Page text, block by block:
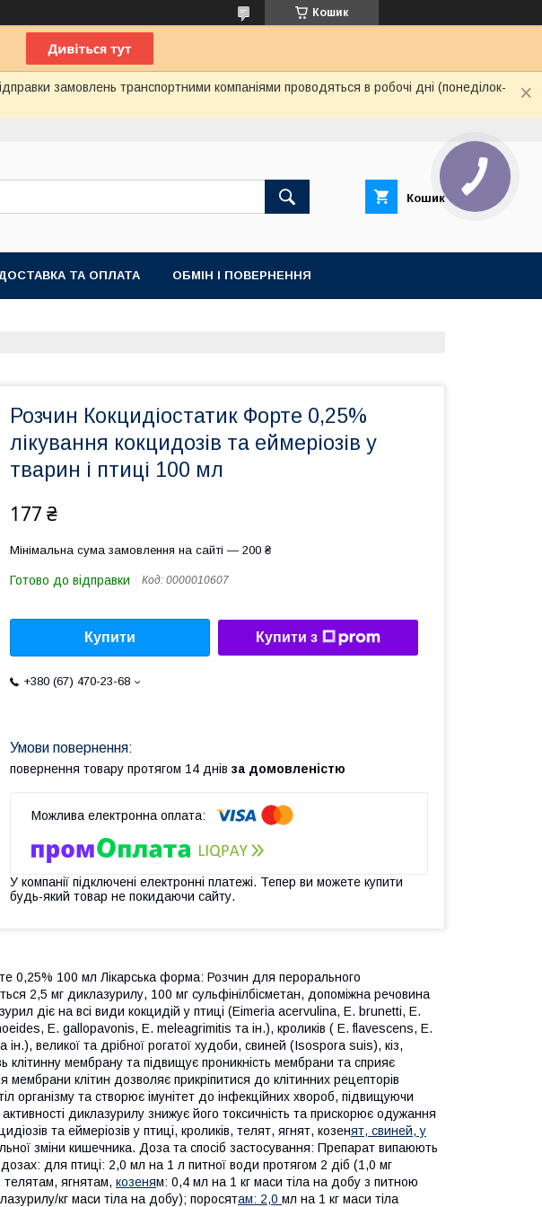
Кошик
замовлень транспортними компаніями проводяться в робочі дні (понеділок-
Кошик
ТА ОПЛАТА ОБМІН І ПОВЕРНЕННЯ
Розчин Кокцидіостатик Форте 0,25%
лікування кокцидозів та еймеріозів у
тварин і птиці 100 мл
177 ₴
Мінімальна сума замовлення на сайті — 200 ₴
Готово до відправки Код: 0000010607
Купити Купити з
+380 (67) 470-23-68
повернення товару протягом 14 днів за домовленістю
У компанії підключені електронні платежі. Тепер ви можете купити
будь-який товар не покидаючи сайту.
0,25% 100 мл Лікарська форма: Розчин для перорального
2,5 мг диклазурилу, 100 мг сульфінілбісметан, допоміжна речовина
діє на всі види кокцидій у птиці (Eimeria acervulina, Е. brunetti, Е.
Е. gallopavonis, Е. meleagrimitis та ін.), кроликів ( E. flavescens, E.
великої та дрібної рогатої худоби, свиней (Isospora suis), кіз,
клітинну мембрану та підвищує проникність мембрани та сприяє
мембрани клітин дозволяє прикріпитися до клітинних рецепторів
організму та створює імунітет до інфекційних хвороб, підвищуючи
диклазурилу знижує його токсичність та прискорює одужання
та еймеріозів у птиці, кроликів, телят, ягнят, козенят, свиней, у
зміни кишечника. Доза та спосіб застосування: Препарат випаюють
для птиці: 2,0 мл на 1 л питної води протягом 2 діб (1,0 мг
телятам, ягнятам, козеням: 0,4 мл на 1 кг маси тіла на добу з питною
кг маси тіла на добу); поросятам: 2,0 мл на 1 кг маси тіла